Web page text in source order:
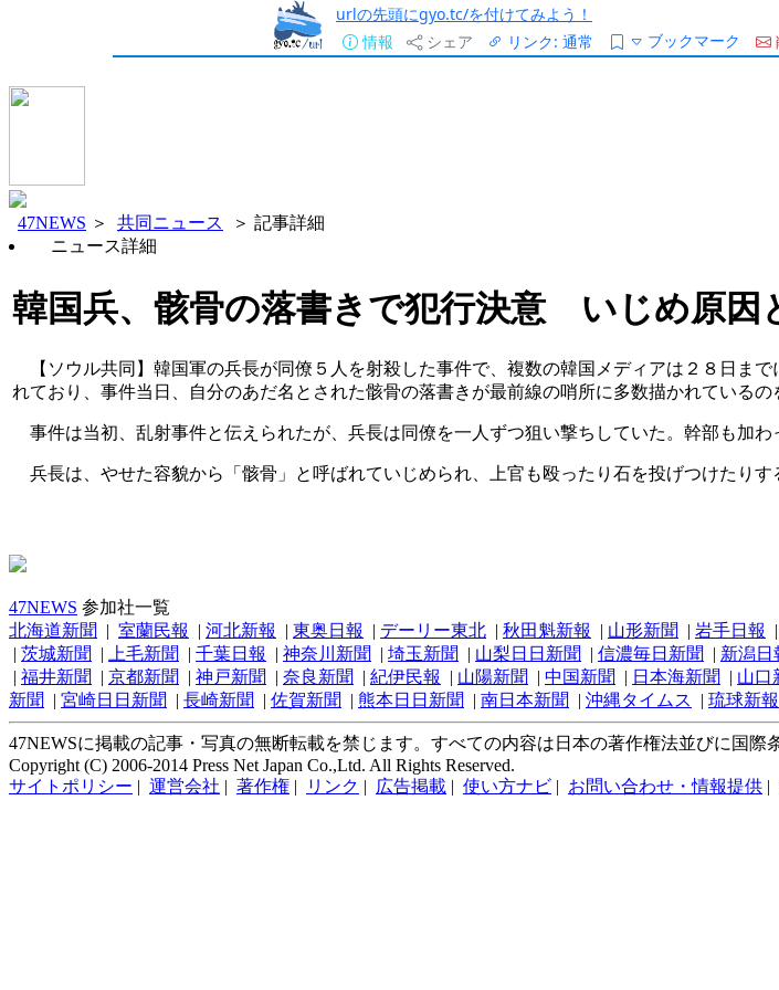
urlの先頭にgyo.tc/を付けてみよう！
情報
シェア リンク: 通常 ブックマーク